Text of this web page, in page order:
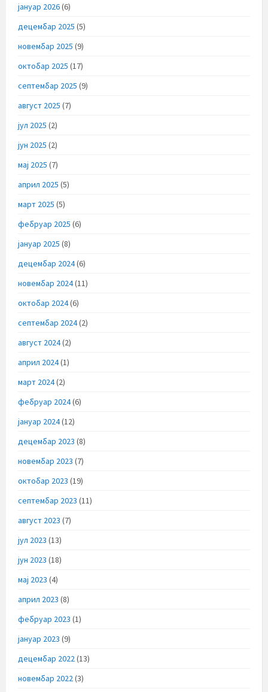
јануар 2026(6)
децембар 2025 (5)
новембар 2025 (9)
октобар 2025 (17)
септембар 2025 (9)
август 2025 (7)
јул 2025 (2)
јун 2025 (2)
мај 2025 (7)
април 2025 (5)
март 2025 (5)
фебруар 2025 (6)
јануар 2025 (8)
децембар 2024(6)
новембар 2024(11)
октобар 2024(6)
септембар 2024(2)
август 2024(2)
април 2024(1)
март 2024(2)
фебруар 2024(6)
јануар 2024(12)
децембар 2023 (8)
новембар 2023 (7)
октобар 2023 (19)
септембар 2023 (11)
август 2023 (7)
јул 2023 (13)
јун 2023 (18)
мај 2023 (4)
април 2023 (8)
фебруар 2023 (1)
јануар 2023 (9)
децембар 2022(13)
новембар 2022(3)